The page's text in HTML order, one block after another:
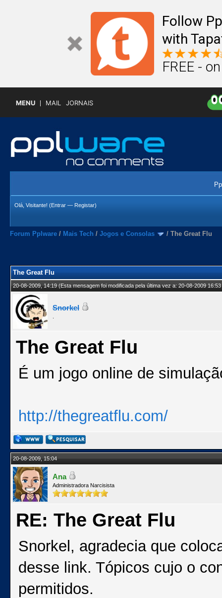
Follow
with
FREE -
MENU MAIL JORNAIS
Olá, Visitante! (Entrar — Registar)
Forum Pplware / Mais Tech / Jogos e Consolas / The Great Flu
The Great Flu
20-08-2009, 14:19(Esta mensagem foi modificada pela última vez a: 20-08-2009
Snorkel
The Great Flu
É um jogo online de
http://thegreatflu.com/
20-08-2009, 15:04
Ana
Administradora Narcisista
RE: The Great Flu
Snorkel, agradecia que
desse link. Tópicos cujo o
permitidos.